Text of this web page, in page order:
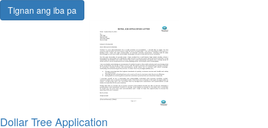
Tignan ang iba pa
Dollar Tree Application